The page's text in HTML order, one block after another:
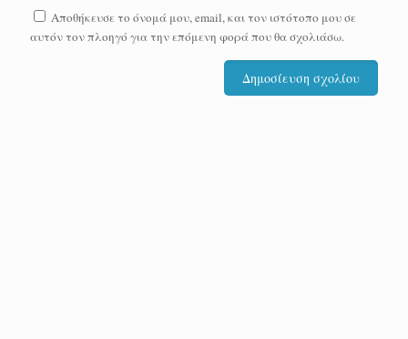
Αποθήκευσε το όνομά μου, email, και τον ιστότοπο μου σε
αυτόν τον πλοηγό για την επόμενη φορά που θα σχολιάσω.